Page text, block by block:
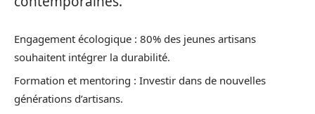
Engagement écologique : 80% des jeunes artisans
souhaitent intégrer la durabilité.
Formation et mentoring : Investir dans de nouvelles
générations d’artisans.